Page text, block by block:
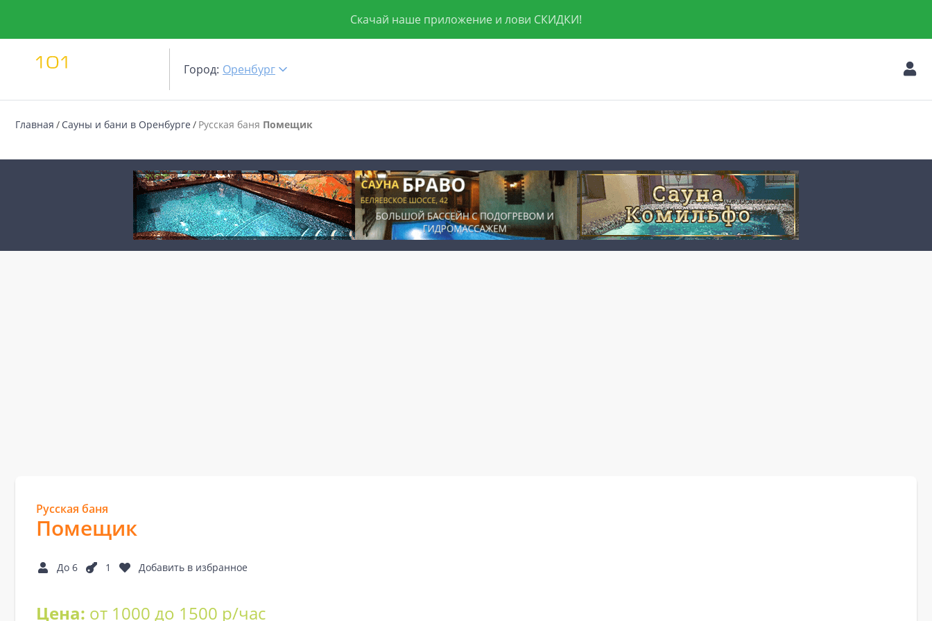
Скачай наше приложение и лови СКИДКИ!
Город: Оренбург
Главная Сауны и бани в Оренбурге Русская баня Помещик
Русская баня
Помещик
До 6 1 Добавить в избранное
Цена: от 1000 до 1500 р/час